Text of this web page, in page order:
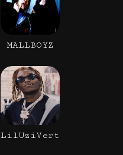
MALLBOYZ
LilUziVert